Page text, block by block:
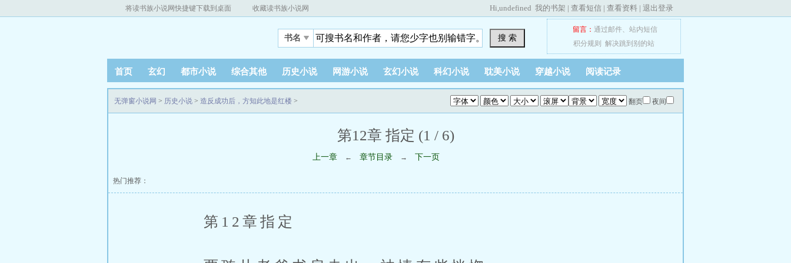
将读书族小说网快捷键下载到桌面 收藏读书族小说网 Hi,undefined 我的书架 | 查看短信 | 查看资料 | 退出登录
书名 搜 索
留言： 通过邮件、 站内短信
积分规则
解决跳到别的站
首页 玄幻 都市小说 综合其他 历史小说 网游小说 玄幻小说 科幻小说 耽美小说 穿越小说 阅读记录
翻页 夜间
无弹窗小说网 > 历史小说 > 造反成功后，方知此地是红楼 >
第12章 指定 (1 / 6)
上一章 ← 章节目录 → 下一页
热门推荐：
第12章指定